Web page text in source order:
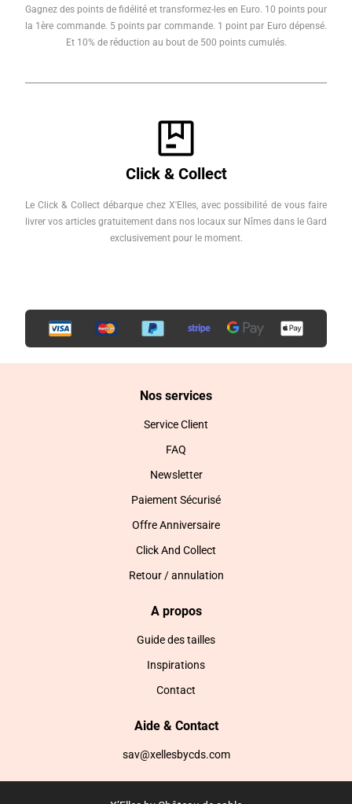
Gagnez des points de fidélité et transformez-les en Euro. 10 points pour
la 1ère commande. 5 points par commande. 1 point par Euro dépensé.
Et 10% de réduction au bout de 500 points cumulés.
Click & Collect
Le Click & Collect débarque chez X'Elles, avec possibilité de vous faire
livrer vos articles gratuitement dans nos locaux sur Nîmes dans le Gard
exclusivement pour le moment.
Nos services
Service Client
FAQ
Newsletter
Paiement Sécurisé
Offre Anniversaire
Click And Collect
Retour / annulation
A propos
Guide des tailles
Inspirations
Contact
Aide & Contact
sav@xellesbycds.com